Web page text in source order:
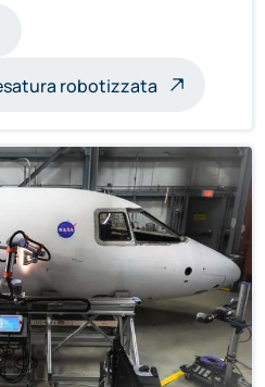
sculture a fresatura robotica
robotizzata